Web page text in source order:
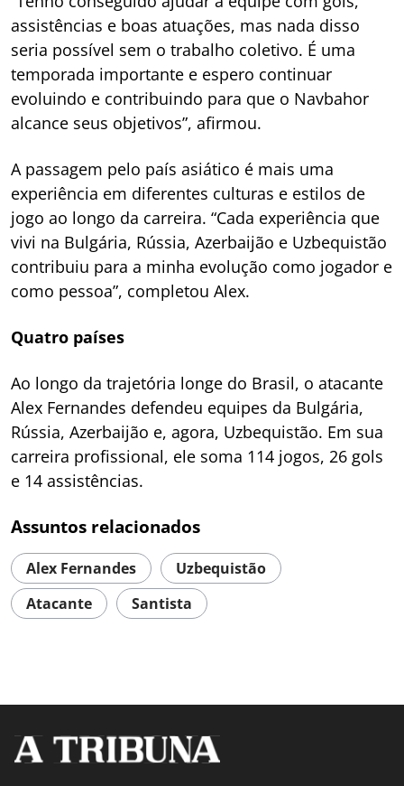
assistências e boas atuações, mas nada disso
seria possível sem o trabalho coletivo. É uma
temporada importante e espero continuar
evoluindo e contribuindo para que o Navbahor
alcance seus objetivos”, afirmou.
A passagem pelo país asiático é mais uma
experiência em diferentes culturas e estilos de
jogo ao longo da carreira. “Cada experiência que
vivi na Bulgária, Rússia, Azerbaijão e Uzbequistão
contribuiu para a minha evolução como jogador e
como pessoa”, completou Alex.
Quatro países
Ao longo da trajetória longe do Brasil, o atacante
Alex Fernandes defendeu equipes da Bulgária,
Rússia, Azerbaijão e, agora, Uzbequistão. Em sua
carreira profissional, ele soma 114 jogos, 26 gols
e 14 assistências.
Assuntos relacionados
Alex Fernandes
Uzbequistão
Atacante
Santista